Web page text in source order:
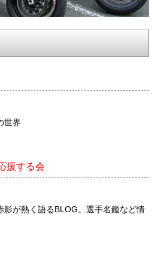
世界
援する会
が熱く語るBLOG。選手名鑑など情